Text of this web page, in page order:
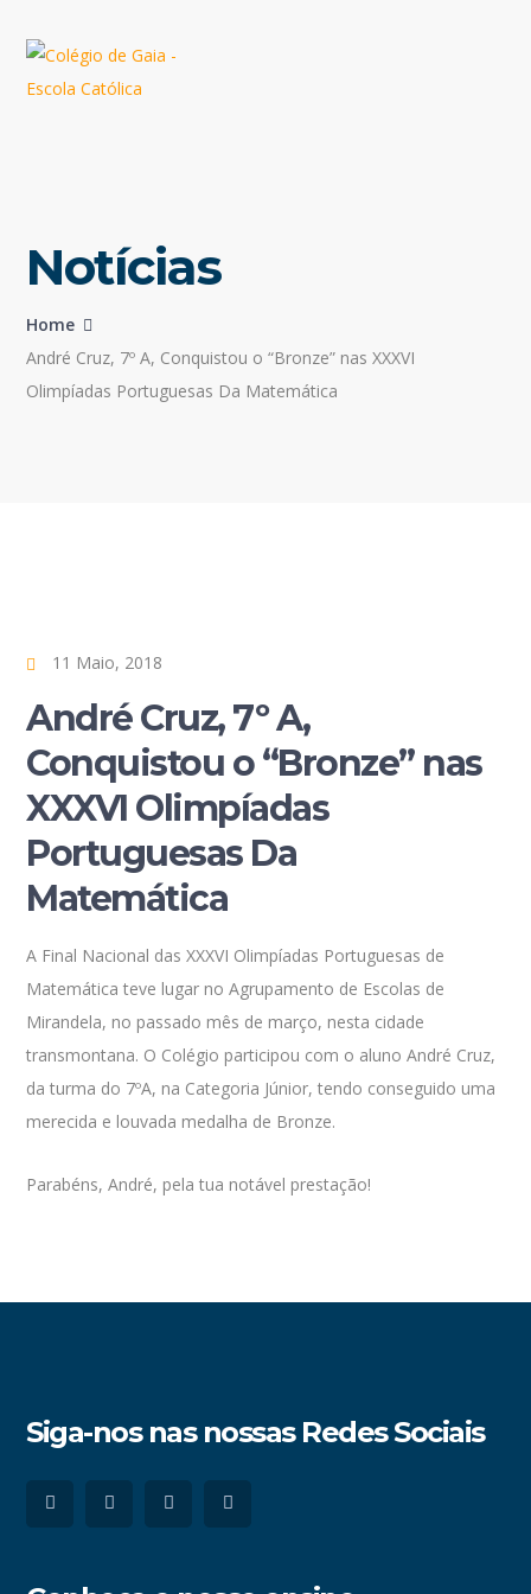
Notícias
Home
André Cruz, 7º A, Conquistou o “Bronze” nas XXXVI
Olimpíadas Portuguesas Da Matemática
11 Maio, 2018
André Cruz, 7º A,
Conquistou o “Bronze” nas
XXXVI Olimpíadas
Portuguesas Da
Matemática
A Final Nacional das XXXVI Olimpíadas Portuguesas de
Matemática teve lugar no Agrupamento de Escolas de
Mirandela, no passado mês de março, nesta cidade
transmontana. O Colégio participou com o aluno André Cruz,
da turma do 7ºA, na Categoria Júnior, tendo conseguido uma
merecida e louvada medalha de Bronze.
Parabéns, André, pela tua notável prestação!
Siga-nos nas nossas Redes Sociais